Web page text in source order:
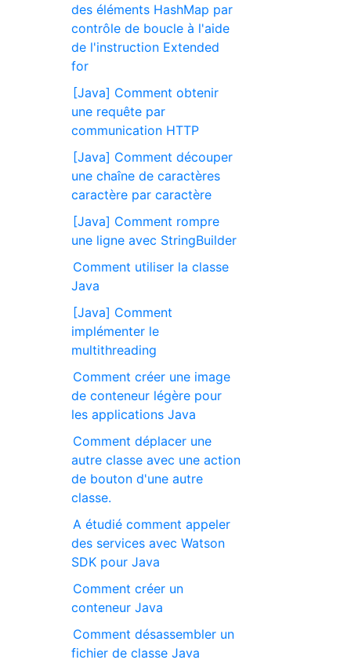
des éléments HashMap par
contrôle de boucle à l'aide
de l'instruction Extended
for
[Java] Comment obtenir
une requête par
communication HTTP
[Java] Comment découper
une chaîne de caractères
caractère par caractère
[Java] Comment rompre
une ligne avec StringBuilder
Comment utiliser la classe
Java
[Java] Comment
implémenter le
multithreading
Comment créer une image
de conteneur légère pour
les applications Java
Comment déplacer une
autre classe avec une action
de bouton d'une autre
classe.
A étudié comment appeler
des services avec Watson
SDK pour Java
Comment créer un
conteneur Java
Comment désassembler un
fichier de classe Java